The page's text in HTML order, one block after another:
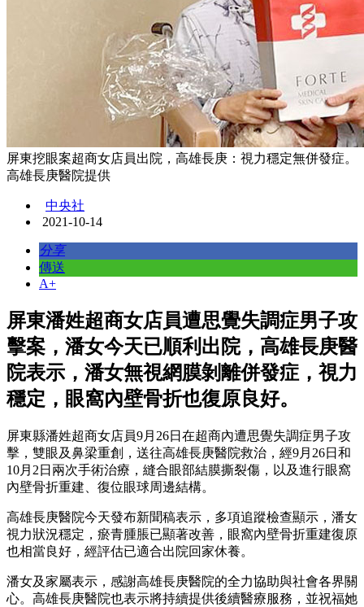
屏東挖眼案超商女店員出院，高雄長庚：視力穩定無併發症。
高雄長庚醫院提供
中央社
2021-10-14
分享
傳送
A+
屏東潘姓超商女店員遭思覺失調症男子攻
擊案，潘女今天已順利出院，高雄長庚醫
院表示，潘女無視網膜剝離併發症，視力
穩定，眼窩內壁骨折也復原良好。
屏東縣潘姓超商女店員9月26日在超商內遭思覺失調症男子攻
擊，雙眼及鼻梁重創，送往高雄長庚醫院救治，經9月26日和
10月2日兩次手術治療，縫合眼部結膜撕裂傷，以及進行眼窩
內壁骨折重建、復位眼球周邊結構。
高雄長庚醫院今天發布新聞稿表示，多項追蹤檢查顯示，潘女
視力狀況穩定，瘀青腫脹已顯著改善，眼窩內壁骨折重建復原
也相當良好，經評估已適合出院回家休養。
潘女及家屬表示，感謝高雄長庚醫院的全力協助與社會各界關
心。高雄長庚醫院也表示將持續提供後續醫療服務，並祝福她